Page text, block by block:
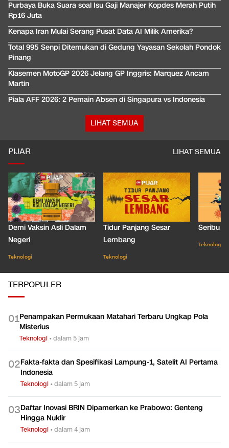
Purbaya Buka Suara soal Isu Gaji Manajer Kopdes Merah Putih
Rp16 Juta
Kenapa Iran Mulai Serang Pusat Data AI Milik Amerika?
Total 995 Senpi Ditemukan di Gedung Yayasan Sekolah Pondok
Pinang
Klasemen MotoGP 2026 Jelang GP Inggris: Marquez Ancam
Martin
Piala AFF 2026: 2 Pemain Absen di Singapura vs Indonesia
LIHAT SEMUA
PIJAR LIHAT SEMUA
Demi Vaksin Asli Dalam
Negeri
Teknologi
Tidur Panjang Sesar
Lembang
Teknologi
Seribu
Teknologi
TERPOPULER
01Penampakan Permukaan Matahari Terbaru Ungkap Pola
Misterius
Teknologi •dalam 5 jam
02Fakta-fakta dan Spesifikasi Lampung-1, Satelit AI Pertama
Indonesia
Teknologi •dalam 5 jam
03Daftar Inovasi BRIN Dipamerkan ke Prabowo: Genteng
Hingga Nuklir
Teknologi •dalam 4 jam